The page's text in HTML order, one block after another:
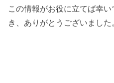
この情報がお役に立てば幸
き、ありがとうございました